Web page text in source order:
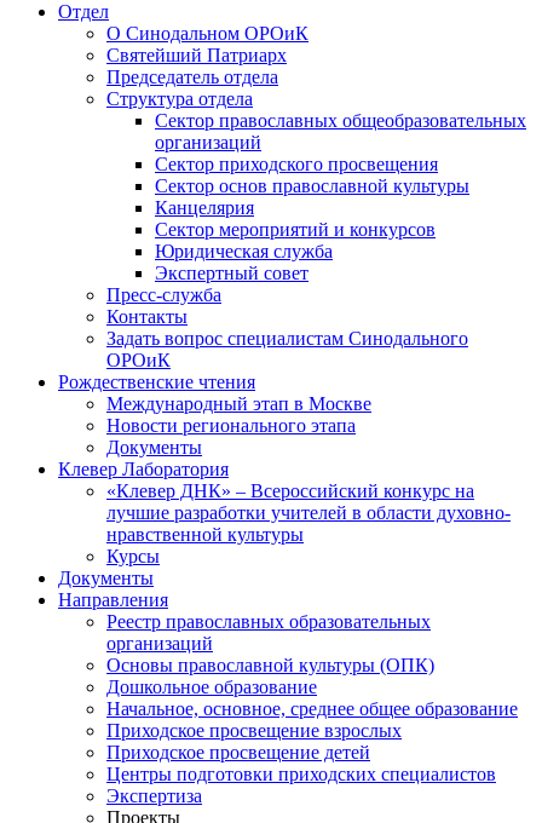
Отдел
О Синодальном ОРОиК
Святейший Патриарх
Председатель отдела
Структура отдела
Сектор православных общеобразовательных
организаций
Сектор приходского просвещения
Сектор основ православной культуры
Канцелярия
Сектор мероприятий и конкурсов
Юридическая служба
Экспертный совет
Пресс-служба
Контакты
Задать вопрос специалистам Синодального
ОРОиК
Рождественские чтения
Международный этап в Москве
Новости регионального этапа
Документы
Клевер Лаборатория
«Клевер ДНК» – Всероссийский конкурс на
лучшие разработки учителей в области духовно-
нравственной культуры
Курсы
Документы
Направления
Реестр православных образовательных
организаций
Основы православной культуры (ОПК)
Дошкольное образование
Начальное, основное, среднее общее образование
Приходское просвещение взрослых
Приходское просвещение детей
Центры подготовки приходских специалистов
Экспертиза
Проекты